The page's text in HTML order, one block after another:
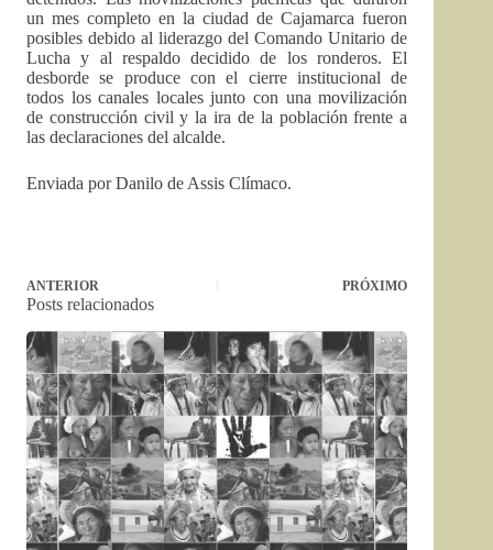
un mes completo en la ciudad de Cajamarca fueron
posibles debido al liderazgo del Comando Unitario de
Lucha y al respaldo decidido de los ronderos. El
desborde se produce con el cierre institucional de
todos los canales locales junto con una movilización
de construcción civil y la ira de la población frente a
las declaraciones del alcalde.
Enviada por Danilo de Assis Clímaco.
ANTERIOR PRÓXIMO
Posts relacionados